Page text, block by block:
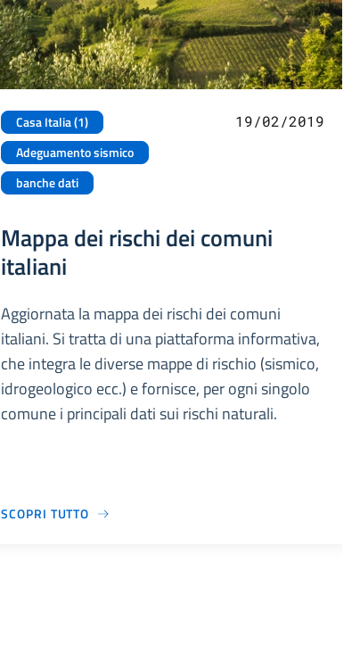
Casa Italia (1)
Adeguamento sismico
banche dati
19/02/2019
Mappa dei rischi dei comuni
italiani
Aggiornata la mappa dei rischi dei comuni
italiani. Si tratta di una piattaforma informativa,
che integra le diverse mappe di rischio (sismico,
idrogeologico ecc.) e fornisce, per ogni singolo
comune i principali dati sui rischi naturali.
SCOPRI TUTTO